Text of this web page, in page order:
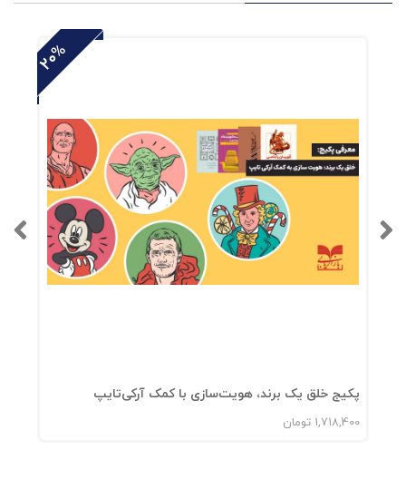
20%
پکیج خلق یک برند، هویت‌سازی با کمک آرکی‌تایپ
1,718,400 تومان